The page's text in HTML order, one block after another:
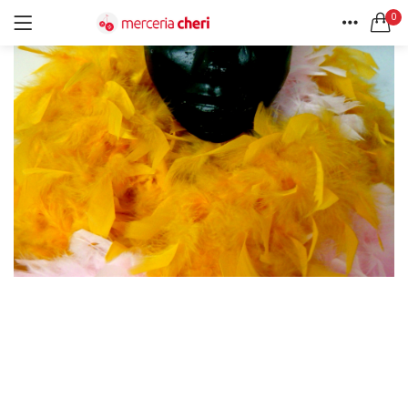
0
HOME
ACCOUNT
ACCEDI REGISTRATI
Ricordami
CERCA IN:
Tutte le categorie
Accessori Design (56)
Accessori merceria (94)
Cesti portalavoro (8)
Aghi e spilli (24)
Applicazioni (26)
Borse (6)
Bottoni Vintage (204)